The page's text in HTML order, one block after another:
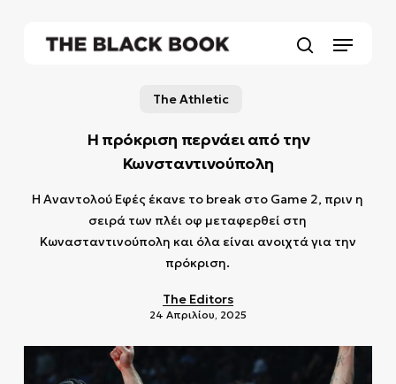
Menu
The Athletic
Η πρόκριση περνάει από την
Κωνσταντινούπολη
Η Αναντολού Εφές έκανε το break στο Game 2, πριν η
σειρά των πλέι οφ μεταφερθεί στη
Κωνασταντινούπολη και όλα είναι ανοιχτά για την
πρόκριση.
The Editors
24 Απριλίου, 2025